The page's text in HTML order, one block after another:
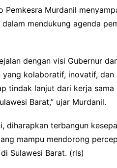
Pemkesra Murdanil
mendukung agenda
dengan visi Gubernur
kolaboratif, inovatif,
tindak lanjut dari kerja
Barat,” ujar Murdanil.
diharapkan terbangun
mampu mendorong
Sulawesi Barat. (rls)